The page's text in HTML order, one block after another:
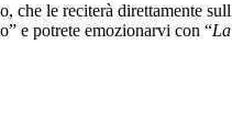
che le reciterà direttamente
e potrete emozionarvi con “